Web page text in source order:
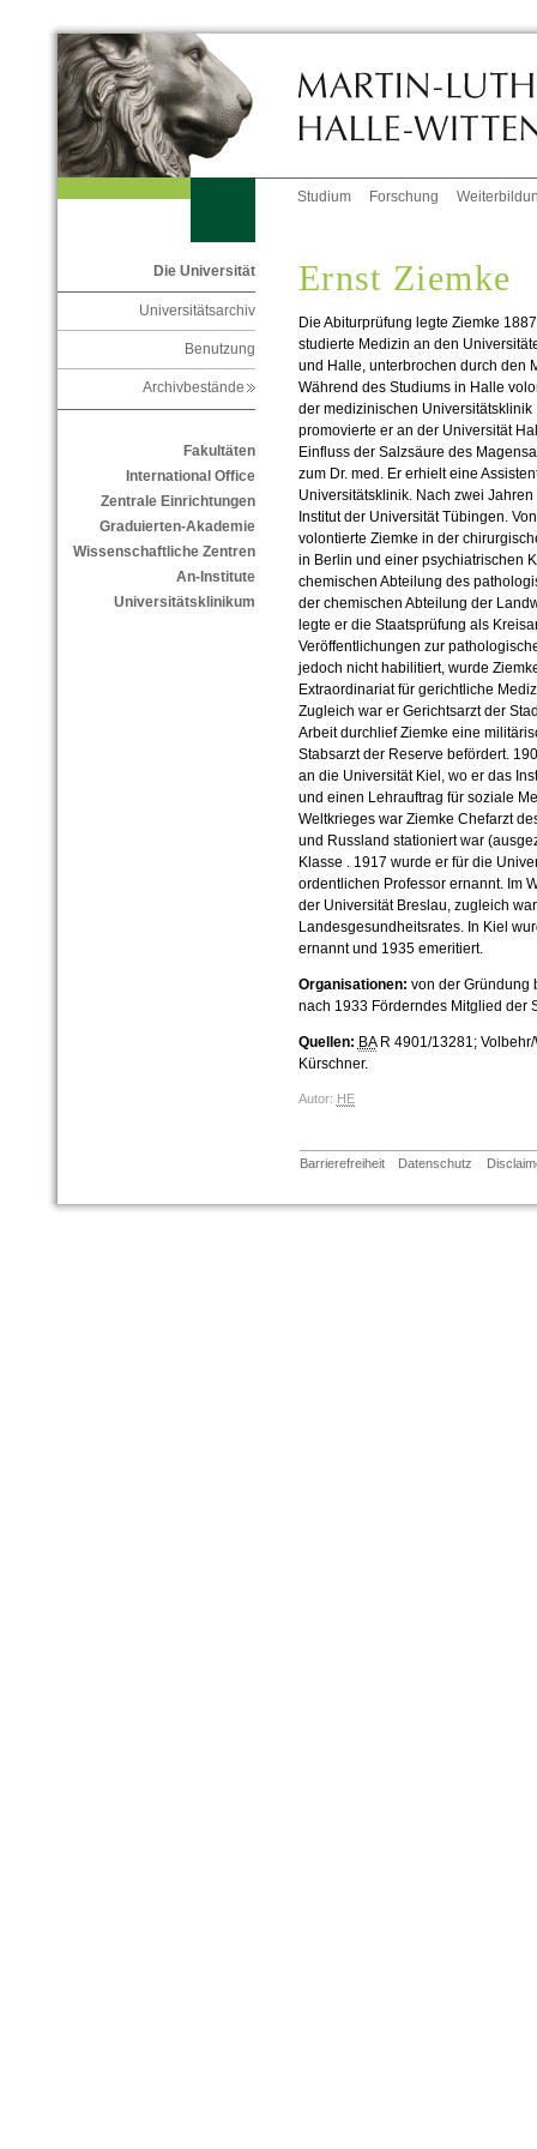
Studium Forschung
Die Universität
Universitätsarchiv
Benutzung
Archivbestände
Fakultäten
International Office
Zentrale Einrichtungen
Graduierten-Akademie
Wissenschaftliche Zentren
An-Institute
Universitätsklinikum
Ernst Ziemke
Die Abiturprüfung legte Ziemke
studierte Medizin an den
und Halle, unterbrochen durch den
Während des Studiums in Halle
der medizinischen
promovierte er an der Universität
Einfluss der Salzsäure des
zum Dr. med. Er erhielt eine
Universitätsklinik. Nach zwei
Institut der Universität Tübingen.
volontierte Ziemke in der
in Berlin und einer psychiatrischen
chemischen Abteilung des
der chemischen Abteilung der
legte er die Staatsprüfung als
Veröffentlichungen zur
jedoch nicht habilitiert, wurde
Extraordinariat für gerichtliche
Zugleich war er Gerichtsarzt der
Arbeit durchlief Ziemke eine
Stabsarzt der Reserve befördert.
an die Universität Kiel, wo er das
und einen Lehrauftrag für soziale
Weltkrieges war Ziemke Chefarzt
und Russland stationiert war
Klasse . 1917 wurde er für die
ordentlichen Professor ernannt. Im
der Universität Breslau, zugleich
Landesgesundheitsrates. In Kiel
ernannt und 1935 emeritiert.
Organisationen: von der Gründung
nach 1933 Förderndes Mitglied der
Quellen: BAR 4901/13281; Volbehr/
Kürschner.
Autor: HE
Barrierefreiheit Datenschutz